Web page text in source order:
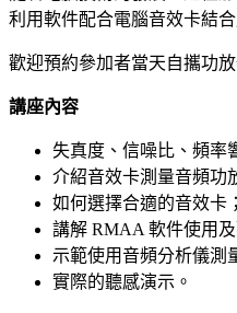
利用軟件配合電腦音效卡結
歡迎預約參加者當天自攜功
講座內容
失真度、信噪比、頻率
介紹音效卡測量音頻功
如何選擇合適的音效卡；
講解 RMAA 軟件使用及
示範使用音頻分析儀測
實際的聽感演示。